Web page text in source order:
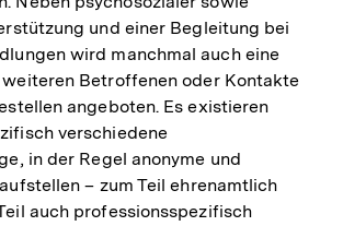
und einer Begleitung bei
wird manchmal auch eine
Betroffenen oder Kontakte
angeboten. Es existieren
verschiedene
in der Regel anonyme und
– zum Teil ehrenamtlich
auch professionsspezifisch